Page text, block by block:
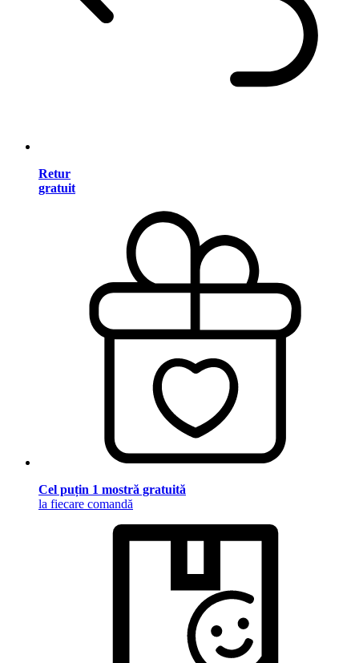
Retur
gratuit
Cel puțin 1 mostră gratuită
la fiecare comandă